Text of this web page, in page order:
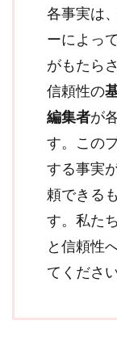
各事実は
ーによっ
がもたら
信頼性の
編集者が
す。この
する事実
頼できる
す。私た
と信頼性
てください